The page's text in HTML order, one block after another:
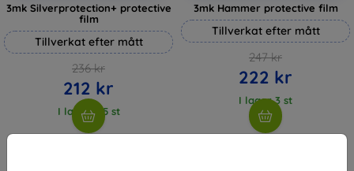
3mk Silverprotection+ protective
film
Tillverkat efter mått
236 kr
212 kr
I lager > 5 st
3mk Hammer protective film
Tillverkat efter mått
247 kr
222 kr
I lager 3 st